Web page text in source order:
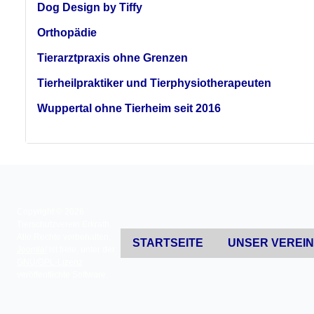
Dog Design by Tiffy
Orthopädie
Tierarztpraxis ohne Grenzen
Tierheilpraktiker und Tierphysiotherapeuten
Wuppertal ohne Tierheim seit 2016
STARTSEITE UNSER VEREIN